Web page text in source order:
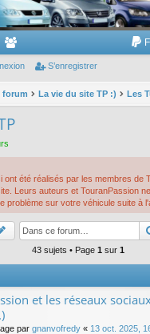
ou futurs acquéreurs du Volkswagen
e
m
S’enregistrer
forum La vie du site TP :) Les
ont été réalisés par les membres de
Leurs auteurs et TouranPassion
problème sur votre véhicule suite à
43 sujets • Page 1 sur 1
et les réseaux
par gnanvofredy « 13 oct. 2025,